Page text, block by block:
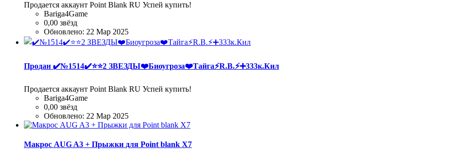
Продается аккаунт Point Blank RU Успей купить!
Bariga4Game
0,00 звёзд
Обновлено: 22 Мар 2025
Продан ✔️№1514✔️⭐️⭐️2 ЗВЕЗДЫ❤️Биоугроза❤️Тайга⚡R.B.⚡➕333к.Кил
Продается аккаунт Point Blank RU Успей купить!
Bariga4Game
0,00 звёзд
Обновлено: 22 Мар 2025
Макрос AUG A3 + Прыжки для Point blank Х7